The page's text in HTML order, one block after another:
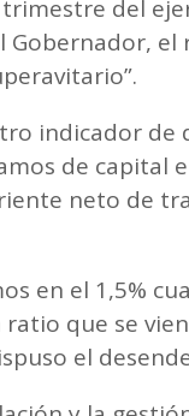
del
Gobernador,
indicador de
de
neto de
en el 1,5%
ratio que se
el